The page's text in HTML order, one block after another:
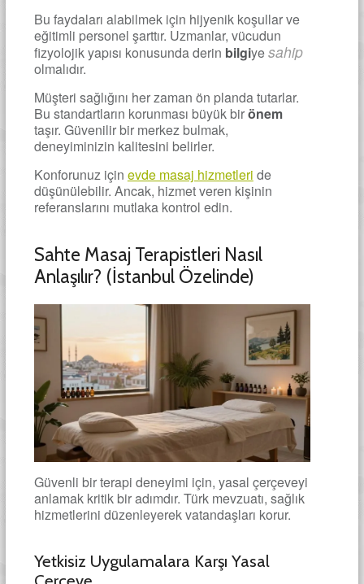
Bu faydaları alabilmek için hijyenik koşullar ve
eğitimli personel şarttır. Uzmanlar, vücudun
fizyolojik yapısı konusunda derin bilgiyesahip
olmalıdır.
Müşteri sağlığını her zaman ön planda tutarlar.
Bu standartların korunması büyük birönem
taşır. Güvenilir bir merkez bulmak,
deneyiminizin kalitesini belirler.
Konforunuz için evde masaj hizmetleri de
düşünülebilir. Ancak, hizmet veren kişinin
referanslarını mutlaka kontrol edin.
Sahte Masaj Terapistleri Nasıl
Anlaşılır? (İstanbul Özelinde)
Güvenli bir terapi deneyimi için, yasal çerçeveyi
anlamak kritik bir adımdır. Türk mevzuatı, sağlık
hizmetlerini düzenleyerek vatandaşları korur.
Yetkisiz Uygulamalara Karşı Yasal